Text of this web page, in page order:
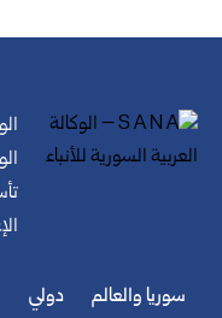
سوريا والعالم
دولي